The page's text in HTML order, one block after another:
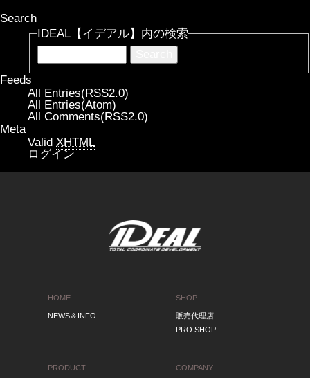
Search
IDEAL【イデアル】内の検索
Feeds
All Entries(RSS2.0)
All Entries(Atom)
All Comments(RSS2.0)
Meta
Valid XHTML
ログイン
HOME
NEWS＆INFO
PRODUCT
SHOP
販売代理店
PRO SHOP
COMPANY